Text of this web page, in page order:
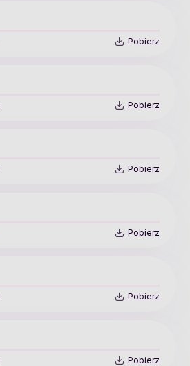
Pobierz
Pobierz
Pobierz
Pobierz
Pobierz
Pobierz